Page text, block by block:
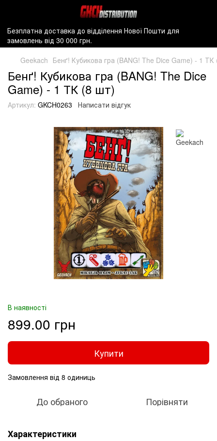
Безплатна доставка до відділення Нової Пошти для
замовлень від 30 000 грн.
Geekach Бенґ! Кубикова гра (BANG! The Dice Game) - 1
Бенґ! Кубикова гра (BANG! The Dice
Game) - 1 ТК (8 шт)
Артикул: GKCH0263 Написати відгук
В наявності
899.00 грн
Купити
Замовлення від 8 одиниць
До обраного Порівняти
Характеристики